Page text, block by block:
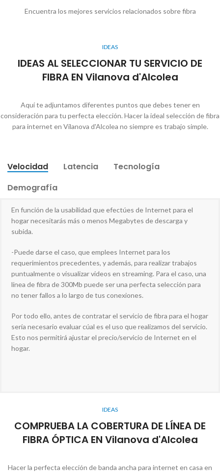
Encuentra los mejores servicios relacionados sobre fibra
IDEAS
IDEAS AL SELECCIONAR TU SERVICIO DE
FIBRA EN Vilanova d'Alcolea
Aquí te adjuntamos diferentes puntos que debes tener en
consideración para tu perfecta elección. Hacer la ideal selección de fibra
para internet en Vilanova d'Alcolea no siempre es trabajo simple.
Velocidad Latencia
Tecnología
Demografía
En función de la usabilidad que efectúes de Internet para el
hogar necesitarás más o menos Megabytes de descarga y
subida.
-Puede darse el caso, que emplees Internet para los
requerimientos precedentes, y además, para realizar trabajos
puntualmente o visualizar videos en streaming. Para el caso, una
línea de fibra de 300Mb puede ser una perfecta selección para
no tener fallos a lo largo de tus conexiones.
Por todo ello, antes de contratar el servicio de fibra para el hogar
sería necesario evaluar cúal es el uso que realizamos del servicio.
Esto nos permitirá ajustar el precio/servicio de Internet en el
hogar.
IDEAS
COMPRUEBA LA COBERTURA DE LÍNEA DE
FIBRA ÓPTICA EN Vilanova d'Alcolea
Hacer la perfecta elección de banda ancha para internet en casa en